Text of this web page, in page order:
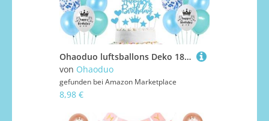
Ohaoduo luftsballons Deko 18. Geburtstag Junge Blau Tortendeko 18 Geburtstag Junge Deko 18 Junge Blau 18 jahre Geburtstagsdeko 18 jahre Junge Ballon
von Ohaoduo
gefunden bei Amazon Marketplace
8,98 €